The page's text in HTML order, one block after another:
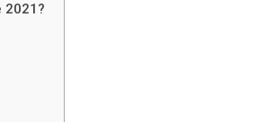
2021?